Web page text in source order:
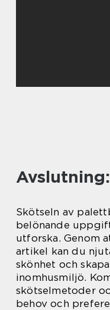
Avslutning:
Skötseln av
belönande
utforska. Genom
artikel kan du
skönhet och
inomhusmiljö.
skötselmetoder
behov och